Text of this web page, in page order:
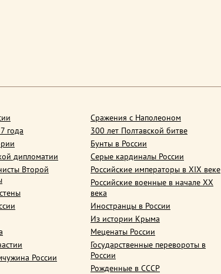
года
дипломатии
Второй
России
Сражения с Наполеоном
300 лет Полтавской битве
Бунты в России
Серые кардиналы России
Российские императоры в XIX веке
Российские военные в начале ХХ
века
Иностранцы в России
Из истории Крыма
Меценаты России
Государственные перевороты в
России
Рожденные в СССР